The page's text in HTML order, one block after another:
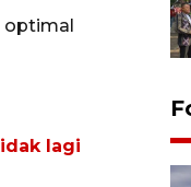
optimal
lagi